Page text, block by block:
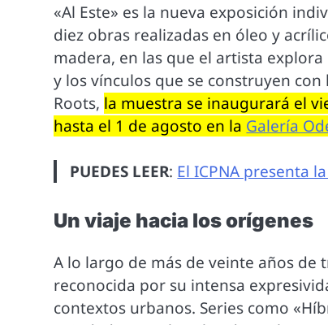
«Al Este» es la nueva exposición
diez obras realizadas en óleo y
madera, en las que el artista
y los vínculos que se construyen
Roots, la muestra se inaugurará el
hasta el 1 de agosto en la Galería
PUEDES LEER: El ICPNA presenta
Un viaje hacia los orígenes
A lo largo de más de veinte años de
reconocida por su intensa
contextos urbanos. Series como